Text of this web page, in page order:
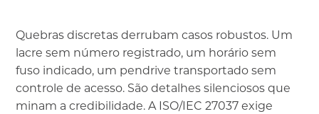
Quebras discretas derrubam casos robustos. Um
lacre sem número registrado, um horário sem
fuso indicado, um pendrive transportado sem
controle de acesso. São detalhes silenciosos que
minam a credibilidade. A ISO/IEC 27037 exige